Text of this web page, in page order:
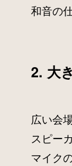
和音の
2. 大
広い会
スピー
マイク